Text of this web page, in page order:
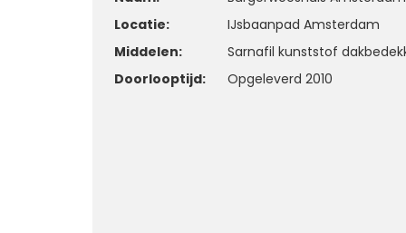
Locatie:
IJsbaanpad Amsterdam
Middelen:
Sarnafil kunststof
Doorlooptijd:
Opgeleverd 2010